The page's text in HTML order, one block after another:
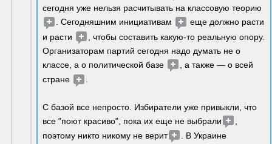
сегодня уже нельзя расчитывать на классовую теорию
. Cегодняшним инициативам
еще должно расти
и расти
, чтобы составить какую-то реальную опору.
Организаторам партий сегодня надо думать не о
классе, а о политической базе
, а также — о всей
стране
.
С базой все непросто. Избиратели уже привыкли, что
все "поют красиво", пока их еще не выбрали
поэтому никто никому не верит
. В Украине